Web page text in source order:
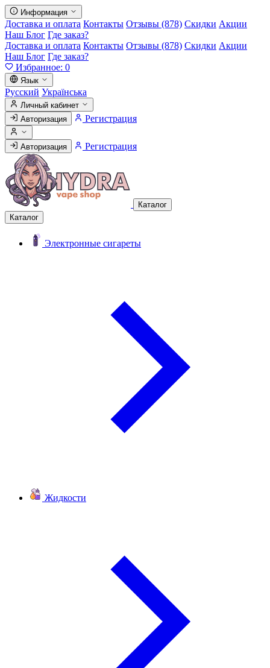
Информация
Доставка и оплата Контакты Отзывы (878) Скидки Акции
Наш Блог Где заказ?
Доставка и оплата Контакты Отзывы (878) Скидки Акции
Наш Блог Где заказ?
Избранное: 0
Язык
Русский Українська
Личный кабинет
Авторизация
Регистрация
Авторизация Регистрация
Каталог
Каталог
Электронные сигареты
Жидкости